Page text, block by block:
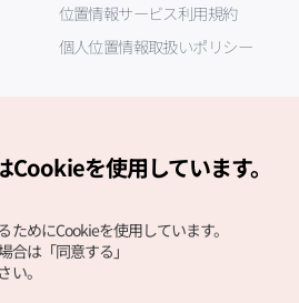
位置情報サービス利用規約
個人位置情報取扱いポリシー
を使用しています。
めにCookieを使用しています。
合は「同意する」
い。